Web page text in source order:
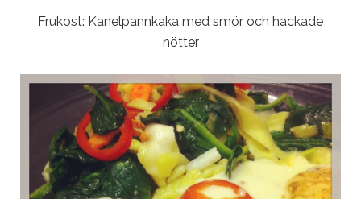
Frukost: Kanelpannkaka med smör och hackade
nötter